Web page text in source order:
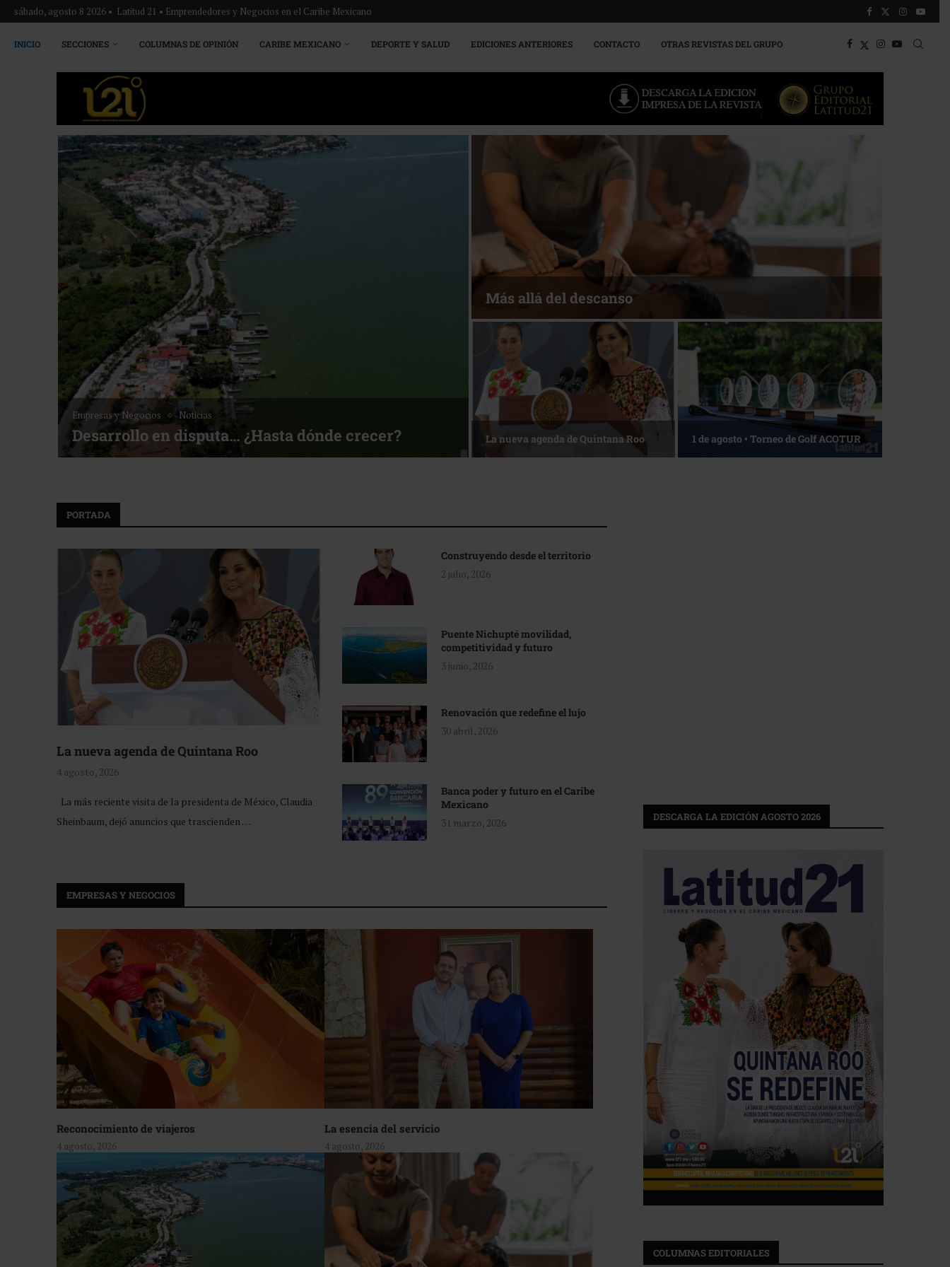
sábado, agosto 8 2026 • Latitud 21 • Emprendedores y Negocios en el Caribe Mexicano
INICIO SECCIONES COLUMNAS DE OPINIÓN CARIBE MEXICANO DEPORTE Y SALUD EDICIONES ANTERIORES CONTACTO OTRAS REVISTAS DEL GRUPO
Empresas y Negocios Noticias
Desarrollo en disputa… ¿Hasta dónde crecer?
Más allá del descanso
La nueva agenda de Quintana Roo 1 de agosto • Torneo de Golf ACOTUR
PORTADA
La nueva agenda de Quintana Roo
4 agosto, 2026
La más reciente visita de la presidenta de México, Claudia
Sheinbaum, dejó anuncios que trascienden …
Construyendo desde el territorio
2 julio, 2026
Puente Nichupté movilidad,
competitividad y futuro
3 junio, 2026
Renovación que redefine el lujo
30 abril, 2026
Banca poder y futuro en el Caribe
Mexicano
31 marzo, 2026
EMPRESAS Y NEGOCIOS
Reconocimiento de viajeros
4 agosto, 2026
La esencia del servicio
4 agosto, 2026
DESCARGA LA EDICIÓN AGOSTO 2026
COLUMNAS EDITORIALES